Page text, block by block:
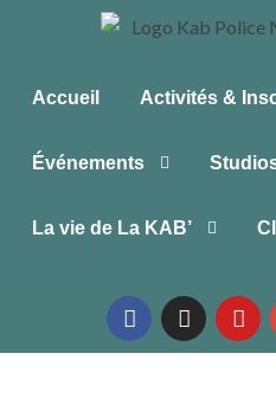
Accueil Activités &
Événements
La vie de La KAB’